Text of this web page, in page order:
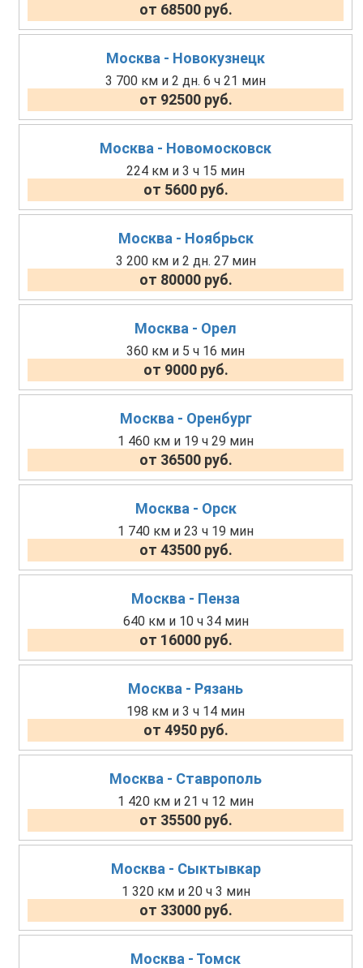
от 68500 руб.
Москва - Новокузнецк
3 700 км и 2 дн. 6 ч 21 мин
от 92500 руб.
Москва - Новомосковск
224 км и 3 ч 15 мин
от 5600 руб.
Москва - Ноябрьск
3 200 км и 2 дн. 27 мин
от 80000 руб.
Москва - Орел
360 км и 5 ч 16 мин
от 9000 руб.
Москва - Оренбург
1 460 км и 19 ч 29 мин
от 36500 руб.
Москва - Орск
1 740 км и 23 ч 19 мин
от 43500 руб.
Москва - Пенза
640 км и 10 ч 34 мин
от 16000 руб.
Москва - Рязань
198 км и 3 ч 14 мин
от 4950 руб.
Москва - Ставрополь
1 420 км и 21 ч 12 мин
от 35500 руб.
Москва - Сыктывкар
1 320 км и 20 ч 3 мин
от 33000 руб.
Москва - Томск